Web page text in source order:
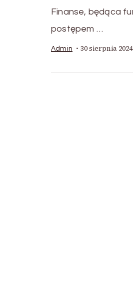
Finanse, będąca
postępem …
Admin 30 sierpnia 2024